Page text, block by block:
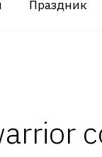
Праздник